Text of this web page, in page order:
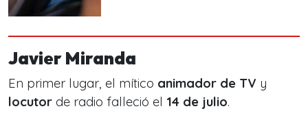
Javier Miranda
En primer lugar, el mítico animador de TV y
locutor de radio falleció el 14 de julio.